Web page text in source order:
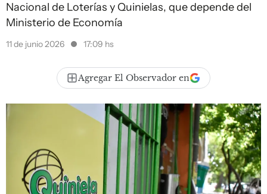
Nacional de Loterías y Quinielas, que depende del
Ministerio de Economía
11 de junio 2026 17:09 hs
Agregar El Observador en